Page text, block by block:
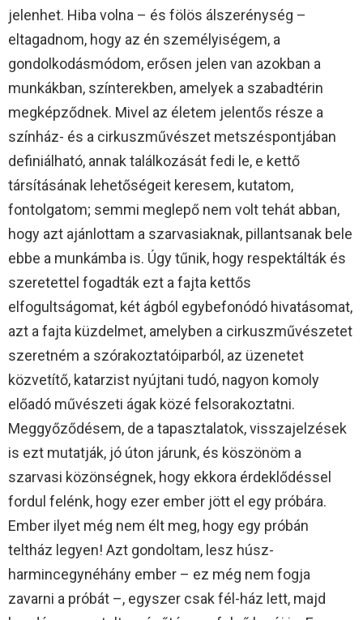
jelenhet. Hiba volna – és fölös álszerénység –
eltagadnom, hogy az én személyiségem, a
gondolkodásmódom, erősen jelen van azokban a
munkákban, színterekben, amelyek a szabadtérin
megképződnek. Mivel az életem jelentős része a
színház- és a cirkuszművészet metszéspontjában
definiálható, annak találkozását fedi le, e kettő
társításának lehetőségeit keresem, kutatom,
fontolgatom; semmi meglepő nem volt tehát abban,
hogy azt ajánlottam a szarvasiaknak, pillantsanak bele
ebbe a munkámba is. Úgy tűnik, hogy respektálták és
szeretettel fogadták ezt a fajta kettős
elfogultságomat, két ágból egybefonódó hivatásomat,
azt a fajta küzdelmet, amelyben a cirkuszművészetet
szeretném a szórakoztatóiparból, az üzenetet
közvetítő, katarzist nyújtani tudó, nagyon komoly
előadó művészeti ágak közé felsorakoztatni.
Meggyőződésem, de a tapasztalatok, visszajelzések
is ezt mutatják, jó úton járunk, és köszönöm a
szarvasi közönségnek, hogy ekkora érdeklődéssel
fordul felénk, hogy ezer ember jött el egy próbára.
Ember ilyet még nem élt meg, hogy egy próbán
teltház legyen! Azt gondoltam, lesz húsz-
harmincegynéhány ember – ez még nem fogja
zavarni a próbát –, egyszer csak fél-ház lett, majd